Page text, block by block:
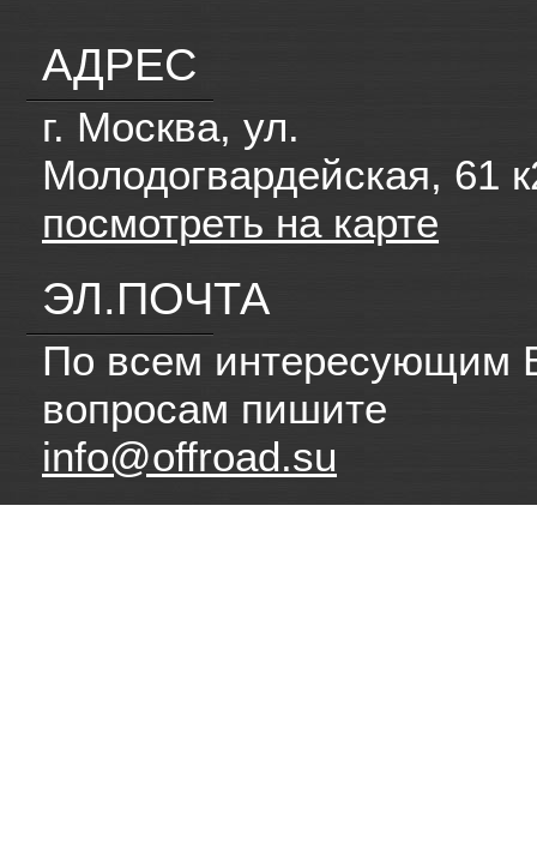
АДРЕС
г. Москва, ул.
Молодогвардейская, 61
посмотреть на карте
ЭЛ.ПОЧТА
По всем интересующим
вопросам пишите
info@offroad.su